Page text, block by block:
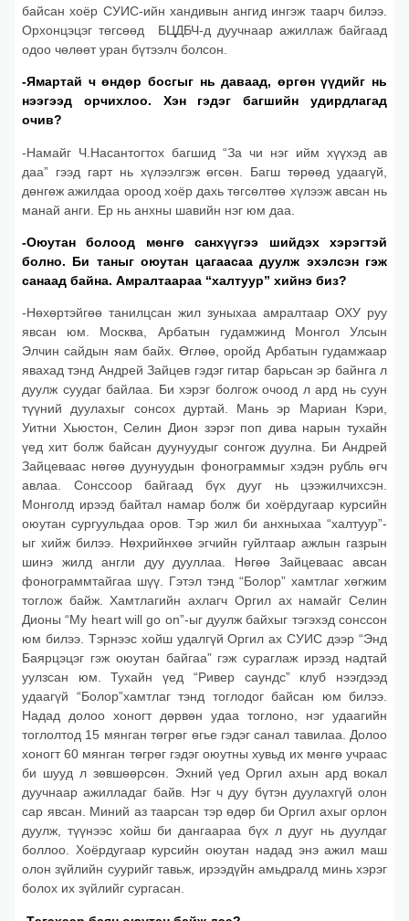
байсан хоёр СУИС-ийн хандивын ангид ингэж таарч билээ.
Орхонцэцэг төгсөөд БЦДБЧ-д дуучнаар ажиллаж байгаад
одоо чөлөөт уран бүтээлч болсон.
-Ямартай ч өндөр босгыг нь даваад, өргөн үүдийг нь
нээгээд орчихлоо. Хэн гэдэг багшийн удирдлагад
очив?
-Намайг Ч.Насантогтох багшид “За чи нэг ийм хүүхэд ав
даа” гээд гарт нь хүлээлгэж өгсөн. Багш төрөөд удаагүй,
дөнгөж ажилдаа ороод хоёр дахь төгсөлтөө хүлээж авсан нь
манай анги. Ер нь анхны шавийн нэг юм даа.
-Оюутан болоод мөнгө санхүүгээ шийдэх хэрэгтэй
болно. Би таныг оюутан цагаасаа дуулж эхэлсэн гэж
санаад байна. Амралтаараа “халтуур” хийнэ биз?
-Нөхөртэйгөө танилцсан жил зуныхаа амралтаар ОХУ руу
явсан юм. Москва, Арбатын гудамжинд Монгол Улсын
Элчин сайдын яам байх. Өглөө, оройд Арбатын гудамжаар
явахад тэнд Андрей Зайцев гэдэг гитар барьсан эр байнга л
дуулж суудаг байлаа. Би хэрэг болгож очоод л ард нь суун
түүний дуулахыг сонсох дуртай. Мань эр Мариан Кэри,
Уитни Хьюстон, Селин Дион зэрэг поп дива нарын тухайн
үед хит болж байсан дуунуудыг сонгож дуулна. Би Андрей
Зайцеваас нөгөө дуунуудын фонограммыг хэдэн рубль өгч
авлаа. Сонссоор байгаад бүх дууг нь цээжилчихсэн.
Монголд ирээд байтал намар болж би хоёрдугаар курсийн
оюутан сургуульдаа оров. Тэр жил би анхныхаа “халтуур”-
ыг хийж билээ. Нөхрийнхөө эгчийн гуйлтаар ажлын газрын
шинэ жилд англи дуу дууллаа. Нөгөө Зайцеваас авсан
фонограммтайгаа шүү. Гэтэл тэнд “Болор” хамтлаг хөгжим
тоглож байж. Хамтлагийн ахлагч Оргил ах намайг Селин
Дионы “My heart will go on”-ыг дуулж байхыг тэгэхэд сонссон
юм билээ. Тэрнээс хойш удалгүй Оргил ах СУИС дээр “Энд
Баярцэцэг гэж оюутан байгаа” гэж сураглаж ирээд надтай
уулзсан юм. Тухайн үед “Ривер саундс” клуб нээгдээд
удаагүй “Болор”хамтлаг тэнд тоглодог байсан юм билээ.
Надад долоо хоногт дөрвөн удаа тоглоно, нэг удаагийн
тоглолтод 15 мянган төгрөг өгье гэдэг санал тавилаа. Долоо
хоногт 60 мянган төгрөг гэдэг оюутны хувьд их мөнгө учраас
би шууд л зөвшөөрсөн. Эхний үед Оргил ахын ард вокал
дуучнаар ажилладаг байв. Нэг ч дуу бүтэн дуулахгүй олон
сар явсан. Миний аз таарсан тэр өдөр би Оргил ахыг орлон
дуулж, түүнээс хойш би дангаараа бүх л дууг нь дуулдаг
боллоо. Хоёрдугаар курсийн оюутан надад энэ ажил маш
олон зүйлийн суурийг тавьж, ирээдүйн амьдралд минь хэрэг
болох их зүйлийг сургасан.